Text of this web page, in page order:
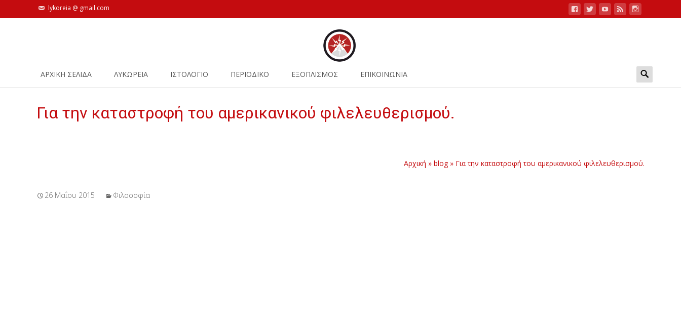
lykoreia @ gmail.com
ΑΡΧΙΚΗ ΣΕΛΙΔΑ ΛΥΚΩΡΕΙΑ ΙΣΤΟΛΌΓΙΟ ΠΕΡΙΟΔΙΚΟ ΕΞΟΠΛΙΣΜΟΣ ΕΠΙΚΟΙΝΩΝΙΑ
Search
for:
Για την καταστροφή του αμερικανικού φιλελευθερισμού.
Αρχική » blog » Για την καταστροφή του αμερικανικού φιλελευθερισμού.
26 Μαΐου 2015 Φιλοσοφία